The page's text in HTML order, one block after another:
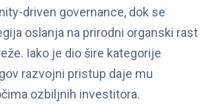
driven governance, dok se
oslanja na prirodni organski rast
Iako je dio šire kategorije
razvojni pristup daje mu
ozbiljnih investitora.